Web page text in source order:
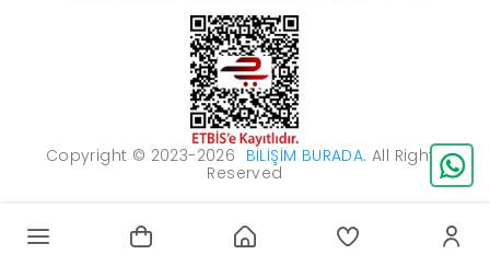
Copyright © 2023-2026 BILIŞIM BURADA. All Rights
Reserved